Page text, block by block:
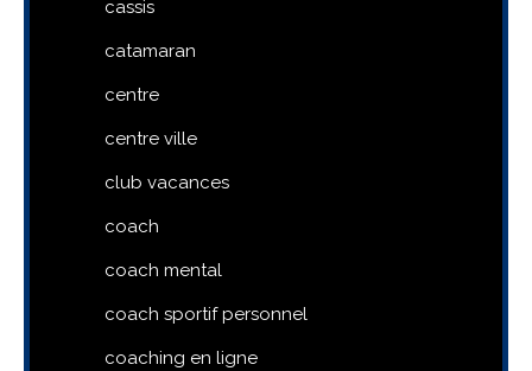
cassis
catamaran
centre
centre ville
club vacances
coach
coach mental
coach sportif personnel
coaching en ligne